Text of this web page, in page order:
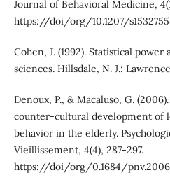
Journal of Behavioral Medicine,
https://doi/org/10.1207/
Cohen, J. (1992). Statistical
sciences. Hillsdale, N. J.:
Denoux, P., & Macaluso, G.
counter-cultural development of
behavior in the elderly.
Vieillissement, 4(4), 287-297.
https://doi/org/0.1684/